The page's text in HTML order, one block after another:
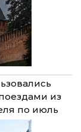
из
по июль